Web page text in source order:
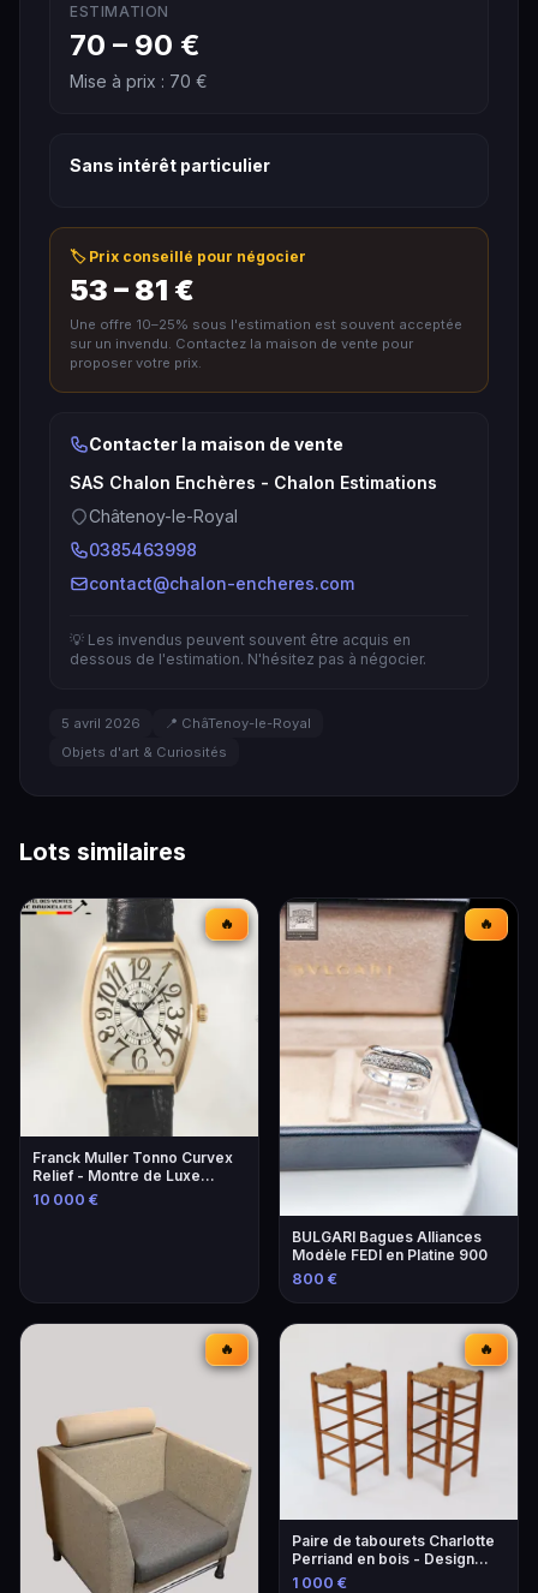
ESTIMATION
70 – 90 €
Mise à prix : 70 €
Sans intérêt particulier
🏷️ Prix conseillé pour négocier
53 – 81 €
Une offre 10–25% sous l'estimation est souvent acceptée
sur un invendu. Contactez la maison de vente pour
proposer votre prix.
Contacter la maison de vente
SAS Chalon Enchères - Chalon Estimations
Châtenoy-le-Royal
0385463998
contact@chalon-encheres.com
💡 Les invendus peuvent souvent être acquis en
dessous de l'estimation. N'hésitez pas à négocier.
5 avril 2026
📍 ChâTenoy-le-Royal
Objets d'art & Curiosités
Lots similaires
🔥
Franck Muller Tonno Curvex
Relief - Montre de Luxe
Unique
10 000 €
🔥
BULGARI Bagues Alliances
Modèle FEDI en Platine 900
800 €
🔥 🔥
Paire de tabourets Charlotte
Perriand en bois - Design
iconique
1 000 €